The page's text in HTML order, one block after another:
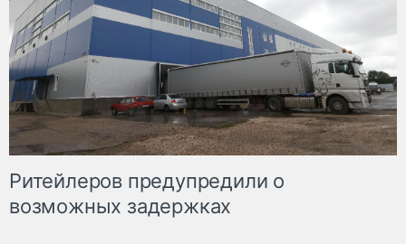
Ритейлеров предупредили о
возможных задержках